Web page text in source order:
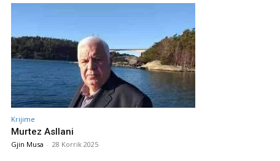
Krijime
Murtez Asllani
Gjin Musa - 28 Korrik 2025